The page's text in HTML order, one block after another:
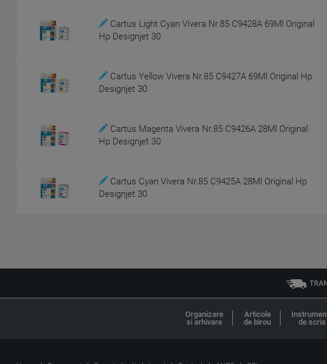
Cartus Light Cyan Vivera Nr.85 C9428A 69Ml Original
Hp Designjet 30
Cartus Yellow Vivera Nr.85 C9427A 69Ml Original Hp
Designjet 30
Cartus Magenta Vivera Nr.85 C9426A 28Ml Original
Hp Designjet 30
Cartus Cyan Vivera Nr.85 C9425A 28Ml Original Hp
Designjet 30
Organizare
si arhivare
Articole
de birou
de scris